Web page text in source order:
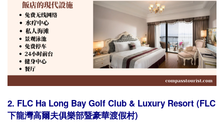
2. FLC Ha Long Bay Golf Club & Luxury Resort (FLC
下龍灣高爾夫俱樂部暨豪華渡假村)